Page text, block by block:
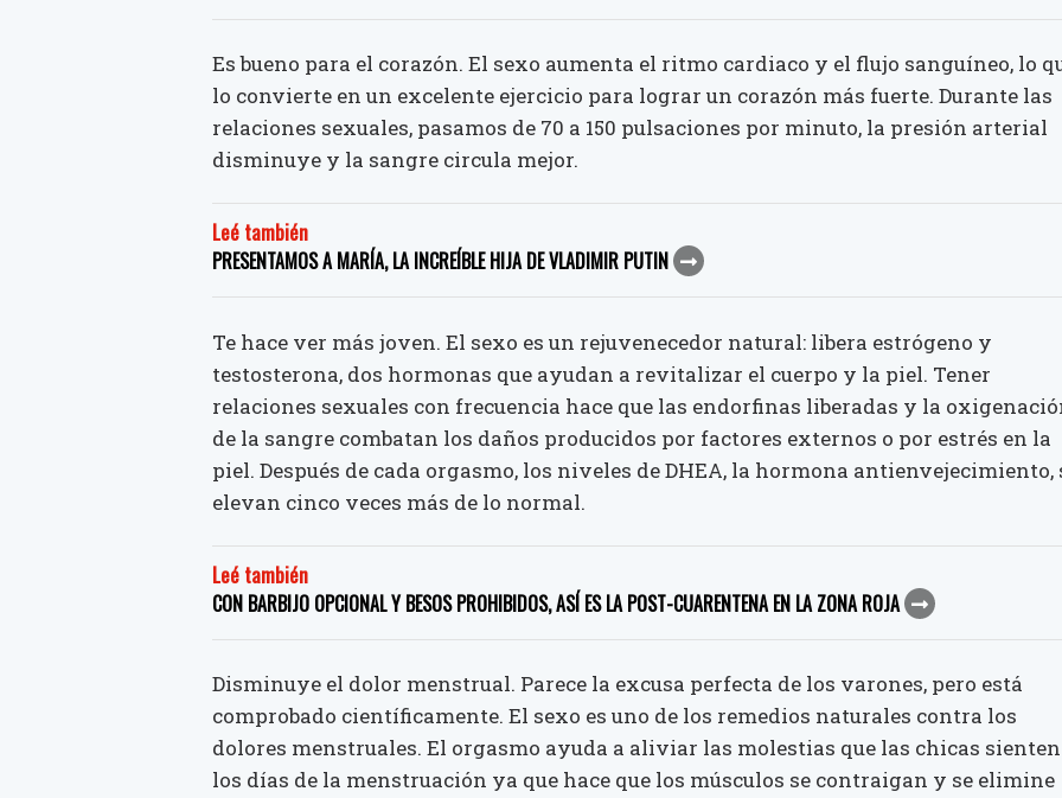
Es bueno para el corazón. El sexo aumenta el ritmo cardiaco y el flujo sanguíneo, lo
lo convierte en un excelente ejercicio para lograr un corazón más fuerte. Durante las
relaciones sexuales, pasamos de 70 a 150 pulsaciones por minuto, la presión arterial
disminuye y la sangre circula mejor.
Leé también
PRESENTAMOS A MARÍA, LA INCREÍBLE HIJA DE VLADIMIR PUTIN
Te hace ver más joven. El sexo es un rejuvenecedor natural: libera estrógeno y
testosterona, dos hormonas que ayudan a revitalizar el cuerpo y la piel. Tener
relaciones sexuales con frecuencia hace que las endorfinas liberadas y la
de la sangre combatan los daños producidos por factores externos o por estrés en la
piel. Después de cada orgasmo, los niveles de DHEA, la hormona antienvejecimiento,
elevan cinco veces más de lo normal.
Leé también
CON BARBIJO OPCIONAL Y BESOS PROHIBIDOS, ASÍ ES LA POST-CUARENTENA EN LA ZONA ROJA
Disminuye el dolor menstrual. Parece la excusa perfecta de los varones, pero está
comprobado científicamente. El sexo es uno de los remedios naturales contra los
dolores menstruales. El orgasmo ayuda a aliviar las molestias que las chicas sienten
los días de la menstruación ya que hace que los músculos se contraigan y se elimine